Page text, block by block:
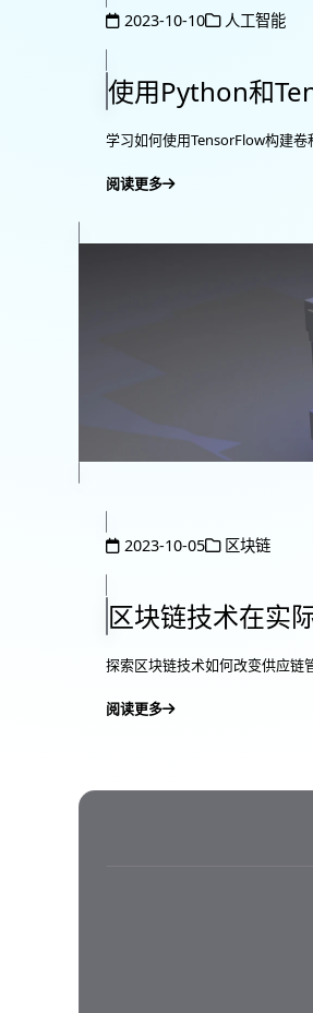
2023-10-10 人工智能
使用Python和
学习如何使用TensorFlow构建
阅读更多
2023-10-05 区块链
区块链技术在实
探索区块链技术如何改变供应链
阅读更多